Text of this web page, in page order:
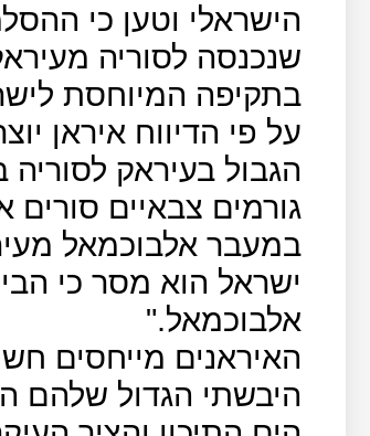
הישראלי וטען כי
שנכנסה לסוריה
בתקיפה המיוחסת לישראל לפני 8 ימים
על פי הדיווח איראן
הגבול בעיראק
גורמים צבאיים סורים
במעבר אלבוכמאל
ישראל הוא מסר כי
אלבוכמאל."
האיראנים מייחסים
היבשתי הגדול שלהם